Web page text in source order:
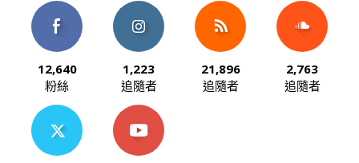
12,640
粉絲
1,223
追隨者
21,896
追隨者
2,763
追隨者